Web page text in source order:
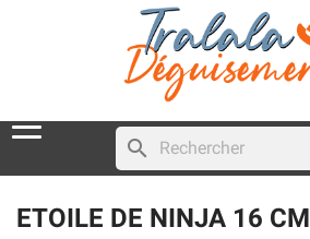
search
ETOILE DE NINJA 16 CM